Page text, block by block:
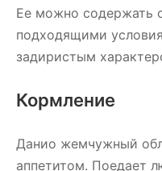
Ее можно содержать
подходящими
задиристым
Кормление
Данио жемчужный
аппетитом. Поедает